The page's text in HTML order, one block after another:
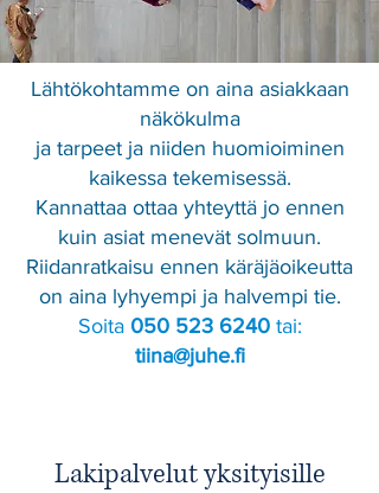
Lähtökohtamme on aina asiakkaan
näkökulma
ja tarpeet ja niiden huomioiminen
kaikessa tekemisessä.
Kannattaa ottaa yhteyttä jo ennen
kuin asiat menevät solmuun.
Riidanratkaisu ennen käräjäoikeutta
on aina lyhyempi ja halvempi tie.
Soita 050 523 6240 tai:
tiina@juhe.fi
Lakipalvelut yksityisille